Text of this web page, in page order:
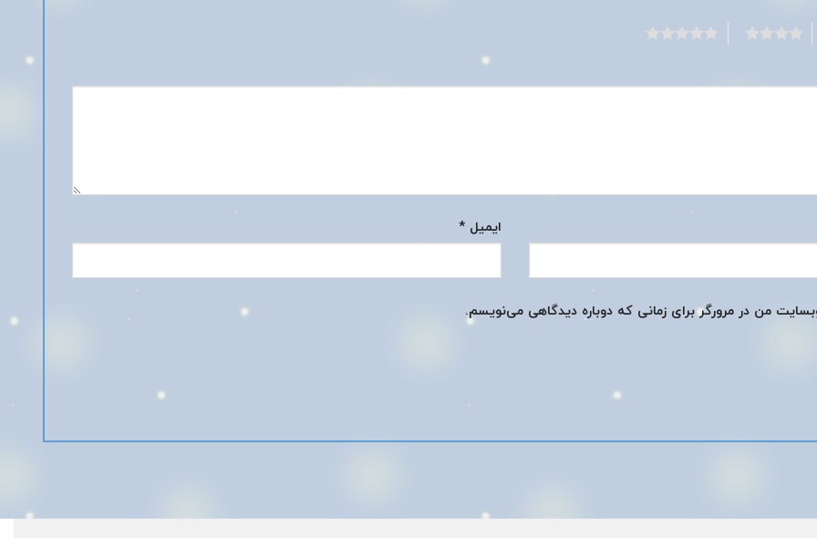
ایمیل *
من در مرورگر برای زمانی که دوباره دیدگاهی می‌نویسم.